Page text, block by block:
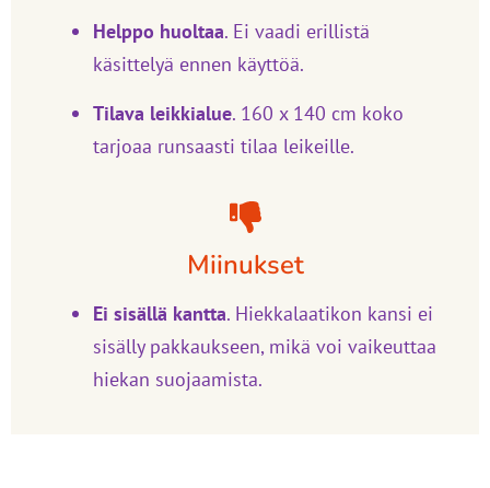
Helppo huoltaa. Ei vaadi erillistä
käsittelyä ennen käyttöä.
Tilava leikkialue. 160 x 140 cm koko
tarjoaa runsaasti tilaa leikeille.
Miinukset
Ei sisällä kantta. Hiekkalaatikon kansi ei
sisälly pakkaukseen, mikä voi vaikeuttaa
hiekan suojaamista.